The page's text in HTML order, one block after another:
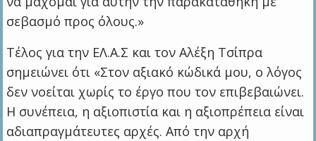
σεβασμό προς όλους.»
Τέλος για την ΕΛ.Α.Σ και τον Αλέξη Τσίπρα
σημειώνει ότι «Στον αξιακό κώδικά μου, ο λόγος
δεν νοείται χωρίς το έργο που τον επιβεβαιώνει.
Η συνέπεια, η αξιοπιστία και η αξιοπρέπεια είναι
αδιαπραγμάτευτες αρχές. Από την αρχή